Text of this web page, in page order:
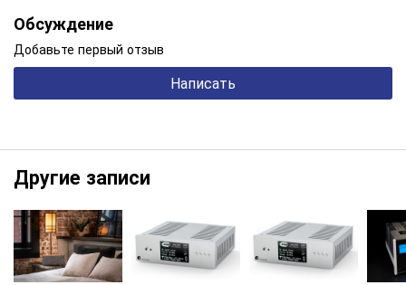
Обсуждение
Добавьте первый отзыв
Написать
Другие записи